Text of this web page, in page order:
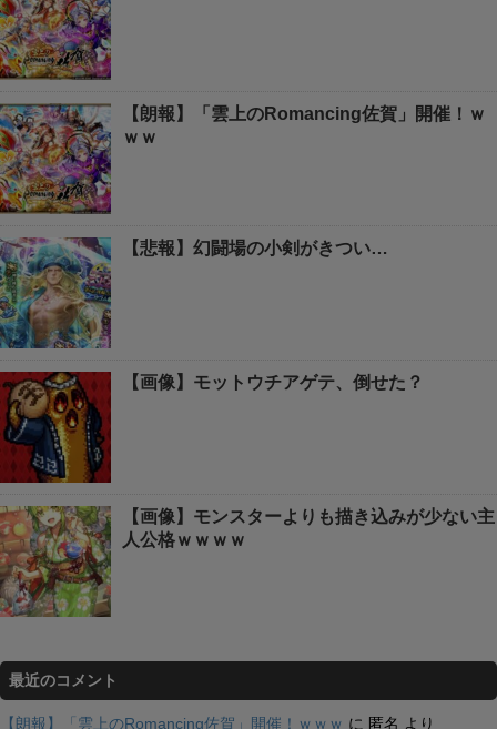
【朗報】「雲上のRomancing佐賀」開催！ｗ
ｗｗ
【悲報】幻闘場の小剣がきつい…
【画像】モットウチアゲテ、倒せた？
【画像】モンスターよりも描き込みが少ない主
人公格ｗｗｗｗ
最近のコメント
【朗報】「雲上のRomancing佐賀」開催！ｗｗｗ に 匿名 より